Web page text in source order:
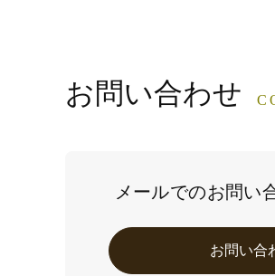
お問い合わせ
メールでのお問い
お問い合